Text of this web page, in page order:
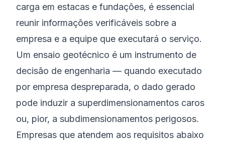
carga em estacas e fundações, é essencial
reunir informações verificáveis sobre a
empresa e a equipe que executará o serviço.
Um ensaio geotécnico é um instrumento de
decisão de engenharia — quando executado
por empresa despreparada, o dado gerado
pode induzir a superdimensionamentos caros
ou, pior, a subdimensionamentos perigosos.
Empresas que atendem aos requisitos abaixo